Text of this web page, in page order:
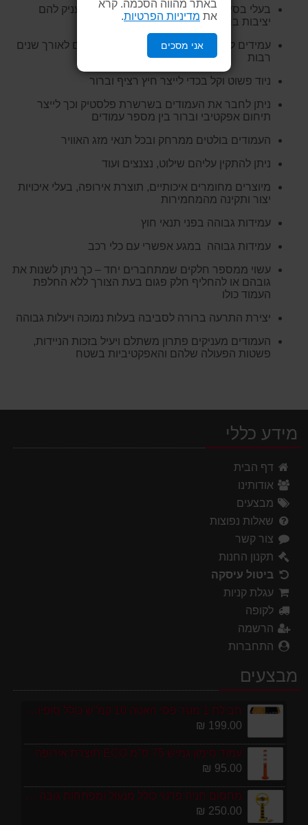
באתר מהווה הסכמה. קרא
את מדיניות הפרטיות.
אני מסכים
בעלי בסיס כבד המונע מהם ליפול ברוח ומעניק להם
יציבות ברוב תנאי מזג האוויר
עמידים לקרני השמש, אינם מתכלים ועמידים לאורך שנים
רבות
ניוד פשוט וקל בכדי לייצר חיץ רציף וברור
ניתן לחבר את העמודים בשרשרת פלסטיק וכך לייצר
תיחום אפקטיבי וברור בין מספר עמודים
העמודים בולטים ממרחק ובכל תנאי מזג האוויר
ניתן להתקין עליהם שילוט, נצנצים ועוד
מיוצרים מחומרים איכותיים, תוצרת אירופה, בעלי איכויות
יצור ותקינה מהמחמירות
עמידות גבוהה בפני תנאי חוץ
עמידות גבוהה במגע אפשרי עם כלי רכב
עשוי ממספר חלקים שמתחברים יחד – כך ניתן לשנות את
גובהם או להחליף חלק פגום בעת הצורך ללא החלפת
העמוד כולו
יצירת התרעה ברורה לסביבה בעלות נמוכה ויעלות גבוהה
העמודים מעניקים פתרון משתלם ויעיל בזכות הניידות,
פשטות הפעולה שלהם והאפקטיביות בשטח
מידע כללי
דף הבית
אודותינו
מבצעים
שאלות נפוצות
צור קשר
תקנון החנות
ביטול עיסקה
עגלת קניות
לקופה
הרשמה
התחברות
מבצעים
חבילת 1 מטר פסי האטה 10 קמ''ש כולל סופיות מפלסטיק
199.00 ₪
עמוד סימון גמיש 75 ס''מ ECO תוצרת אירופה
95.00 ₪
מחסום חניה פרטי כולל מנעול ומפתחות גובה 70 ס"מ
250.00 ₪